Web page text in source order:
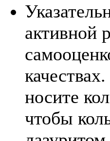
активной
носите
чтобы